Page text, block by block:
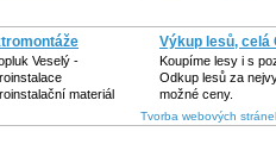
Veselý -
materiál
Výkup lesů, celá
Koupíme lesy i s
Odkup lesů za
možné ceny.
Tvorba webových